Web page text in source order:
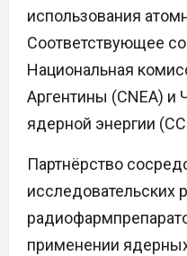
использования
Соответствующее
Национальная
Аргентины (CNEA) и
ядерной энергии
Партнёрство
исследовательских
применении